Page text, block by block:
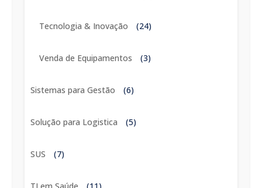
Tecnologia & Inovação (24)
Venda de Equipamentos (3)
Sistemas para Gestão (6)
Solução para Logistica (5)
SUS (7)